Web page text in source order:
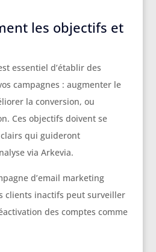
les objectifs et
essentiel d’établir des
campagnes : augmenter le
la conversion, ou
Ces objectifs doivent se
qui guideront
via Arkevia.
d’email marketing
clients inactifs peut surveiller
des comptes comme